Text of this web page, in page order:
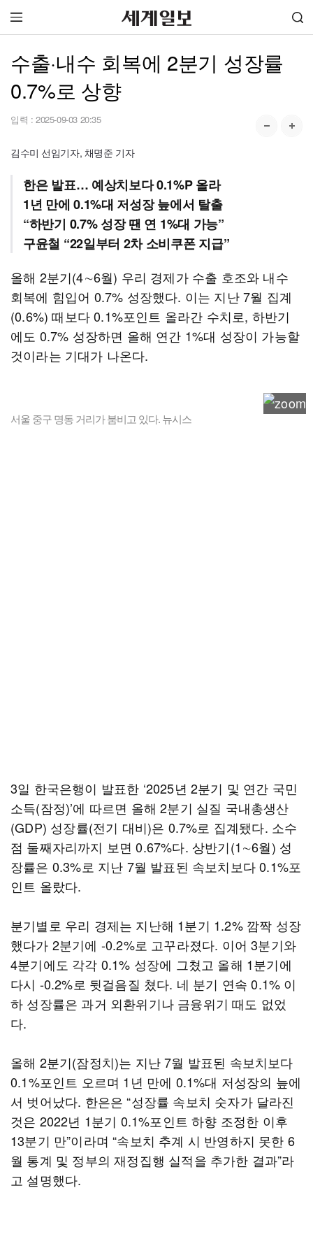
수출·내수 회복에 2분기 성장률
0.7%로 상향
입력 : 2025-09-03 20:35
김수미 선임기자, 채명준 기자
한은 발표… 예상치보다 0.1%P 올라
1년 만에 0.1%대 저성장 늪에서 탈출
“하반기 0.7% 성장 땐 연 1%대 가능”
구윤철 “22일부터 2차 소비쿠폰 지급”
올해 2분기(4∼6월) 우리 경제가 수출 호조와 내수
회복에 힘입어 0.7% 성장했다. 이는 지난 7월 집계
(0.6%) 때보다 0.1%포인트 올라간 수치로, 하반기
에도 0.7% 성장하면 올해 연간 1%대 성장이 가능할
것이라는 기대가 나온다.
서울 중구 명동 거리가 붐비고 있다. 뉴시스
3일 한국은행이 발표한 ‘2025년 2분기 및 연간 국민
소득(잠정)’에 따르면 올해 2분기 실질 국내총생산
(GDP) 성장률(전기 대비)은 0.7%로 집계됐다. 소수
점 둘째자리까지 보면 0.67%다. 상반기(1∼6월) 성
장률은 0.3%로 지난 7월 발표된 속보치보다 0.1%포
인트 올랐다.
분기별로 우리 경제는 지난해 1분기 1.2% 깜짝 성장
했다가 2분기에 -0.2%로 고꾸라졌다. 이어 3분기와
4분기에도 각각 0.1% 성장에 그쳤고 올해 1분기에
다시 -0.2%로 뒷걸음질 쳤다. 네 분기 연속 0.1% 이
하 성장률은 과거 외환위기나 금융위기 때도 없었
다.
올해 2분기(잠정치)는 지난 7월 발표된 속보치보다
0.1%포인트 오르며 1년 만에 0.1%대 저성장의 늪에
서 벗어났다. 한은은 “성장률 속보치 숫자가 달라진
것은 2022년 1분기 0.1%포인트 하향 조정한 이후
13분기 만”이라며 “속보치 추계 시 반영하지 못한 6
월 통계 및 정부의 재정집행 실적을 추가한 결과”라
고 설명했다.